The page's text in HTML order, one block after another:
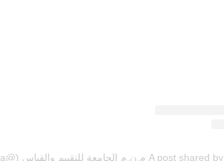
A post shared by م.ن.م الجامعة للتقييم والقياس (@cemvpaa)